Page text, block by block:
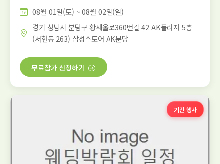
08월 01일(토) ~ 08월 02일(일)
경기 성남시 분당구 황새울로360번길 42 AK플라자 5층
(서현동 263) 삼성스토어 AK분당
무료참가 신청하기
기간 행사